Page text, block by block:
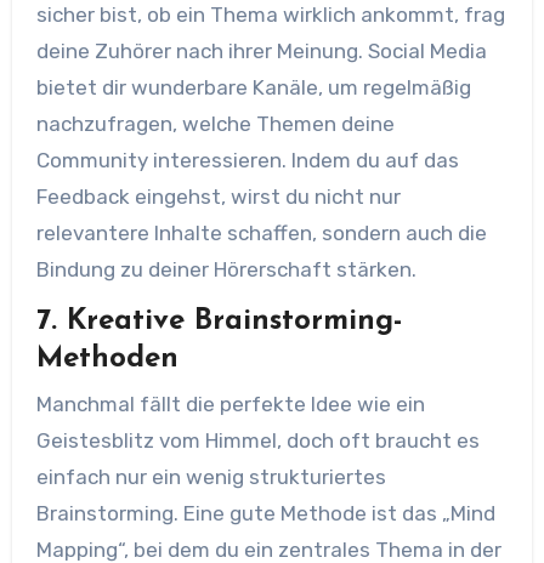
sicher bist, ob ein Thema wirklich ankommt, frag
deine Zuhörer nach ihrer Meinung. Social Media
bietet dir wunderbare Kanäle, um regelmäßig
nachzufragen, welche Themen deine
Community interessieren. Indem du auf das
Feedback eingehst, wirst du nicht nur
relevantere Inhalte schaffen, sondern auch die
Bindung zu deiner Hörerschaft stärken.
7. Kreative Brainstorming-
Methoden
Manchmal fällt die perfekte Idee wie ein
Geistesblitz vom Himmel, doch oft braucht es
einfach nur ein wenig strukturiertes
Brainstorming. Eine gute Methode ist das „Mind
Mapping“, bei dem du ein zentrales Thema in der